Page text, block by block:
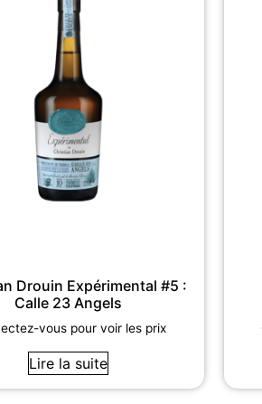
Drouin Expérimental #5 :
Calle 23 Angels
vous pour voir les prix
Lire la suite